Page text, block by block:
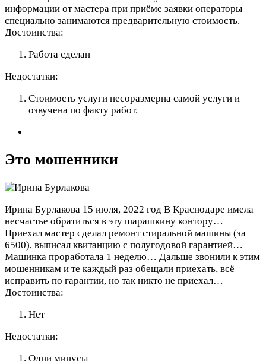
информации от мастера при приёме заявки операторы
специально занимаются предварительную стоимость.
Достоинства:
Работа сделан
Недостатки:
Стоимость услуги несоразмерна самой услуги и
озвучена по факту работ.
Это мошенники
Ирина Бурлакова 15 июля, 2022 год В Краснодаре имела
несчастье обратиться в эту шарашкину контору…
Приехал мастер сделал ремонт стиральной машины (за
6500), выписал квитанцию с полугодовой гарантией…
Машинка проработала 1 неделю… Дальше звонили к этим
мошенникам и те каждый раз обещали приехать, всё
исправить по гарантии, но так никто не приехал…
Достоинства:
Нет
Недостатки:
Одни минусы